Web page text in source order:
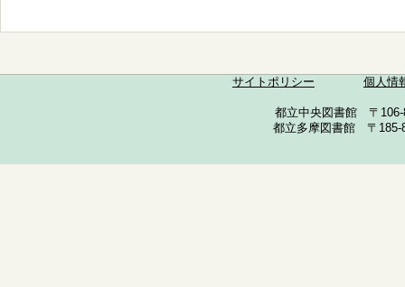
サイトポリシー 個人情
都立中央図書館 〒
都立多摩図書館 〒185-